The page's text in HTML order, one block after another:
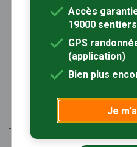
Abonnement Rando+
Sites partenaires
Sentiers-en-France,
- les spécificités des
- les producteurs locaux et les
et du
Accès
19000
GPS
(application)
Bien plus
Je